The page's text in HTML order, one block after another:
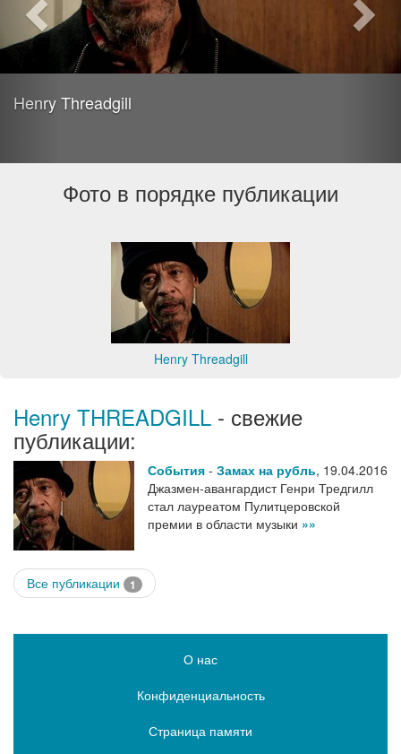
Henry Threadgill
Фото в порядке публикации
Henry Threadgill
Henry THREADGILL - свежие
публикации:
События - Замах на рубль, 19.04.2016
Джазмен-авангардист Генри Тредгилл
стал лауреатом Пулитцеровской
премии в области музыки »»
Все публикации 1
О нас
Конфиденциальность
Страница памяти